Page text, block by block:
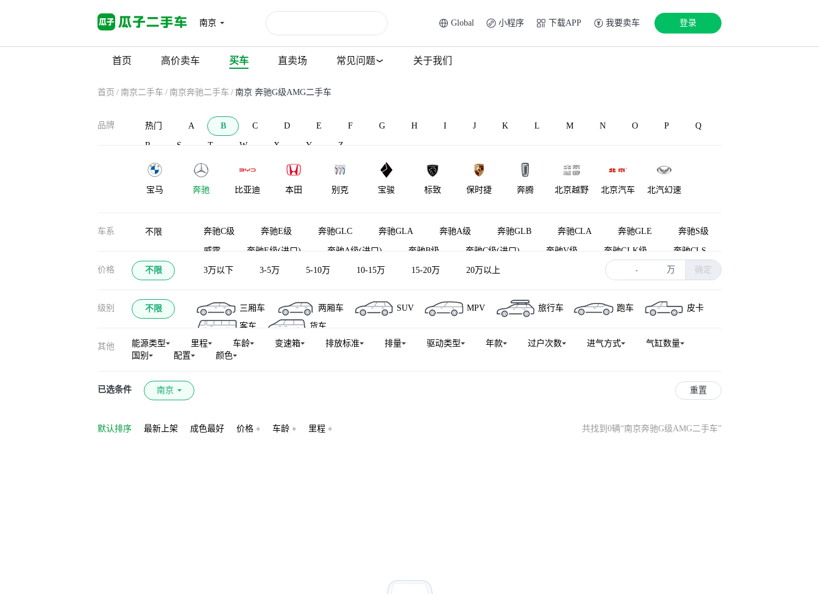
南京 Global 小程序 下载APP 我要卖车 登录
首页 高价卖车 买车 直卖场 常见问题 关于我们
首页 / 南京二手车 / 南京奔驰二手车 / 南京 奔驰G级AMG二手车
品牌 热门 A B C D E F G H I J K L M N O P Q
R S T W X Y Z
宝马 奔驰 比亚迪 本田 别克 宝骏 标致 保时捷 奔腾 北京越野 北京汽车 北汽幻速
宝沃 北汽新能源 北汽威旺
BAW北汽制
造
北汽昌河 比速汽车 北汽瑞翔 百智新能源 铂驰 博速 北汽雷驰
布加迪
车系 不限 奔驰C级 奔驰E级 奔驰GLC 奔驰GLA 奔驰A级 奔驰GLB 奔驰CLA 奔驰GLE 奔驰S级
威霆 奔驰E级(进口) 奔驰A级(进口) 奔驰B级 奔驰C级(进口) 奔驰V级 奔驰GLK级 奔驰CLS
奔驰GLC轿跑 奔驰R级 奔驰E级新能源 奔驰GLS 奔驰GLE轿跑 奔驰A级AMG(进口) 奔驰M级
奔驰A级AMG 奔驰CLA AMG AMG GT 奔驰EQB 唯雅诺 奔驰GLB AMG 奔驰GLA AMG
奔驰GLE新能源 奔驰GLC轿跑 AMG
奔驰GLE级（平行进口） 奔驰GLK级(进口) 奔驰GLA(进口) 奔驰GL级 奔驰EQS SUV 奔驰CLE
奔驰S级AMG 奔驰SL级AMG 乌尼莫克U4023 乌尼莫克U5023
价格 不限 3万以下 3-5万 5-10万 10-15万 15-20万 20万以上 - 万 确定
级别 不限 三厢车 两厢车 SUV MPV 旅行车 跑车
皮卡
客车
货车
其他 能源类型 里程 车龄 变速箱 排放标准 排量 驱动类型 年款 过户次数 进气方式
气缸数量
国别
配置 颜色
已选条件 南京 重置
默认排序 最新上架 成色最好 价格 车龄 里程 共找到0辆“南京奔驰G级AMG二手车”